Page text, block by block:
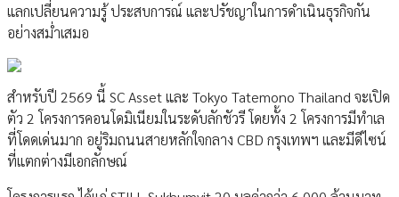
แลกเปลี่ยนความรู้ ประสบการณ์ และปรัชญาในการดำเนินธุรกิจกัน
อย่างสม่ำเสมอ
สำหรับปี 2569 นี้ SC Asset และ Tokyo Tatemono Thailand จะเปิด
ตัว 2 โครงการคอนโดมิเนียมในระดับลักชัวรี โดยทั้ง 2 โครงการมีทำเล
ที่โดดเด่นมาก อยู่ริมถนนสายหลักใจกลาง CBD กรุงเทพฯ และมีดีไซน์
ที่แตกต่างมีเอกลักษณ์